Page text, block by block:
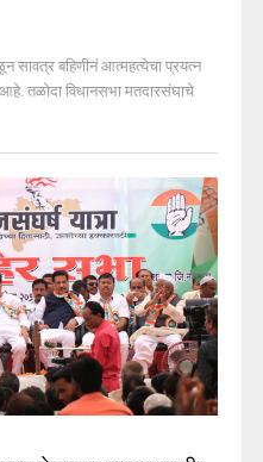
सावत्र बहिणीनं आत्महत्येचा प्रयत्न
तळोदा विधानसभा मतदारसंघाचे